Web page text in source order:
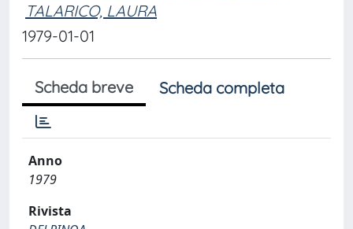
TALARICO, LAURA
1979-01-01
Scheda breve Scheda completa
Anno
1979
Rivista